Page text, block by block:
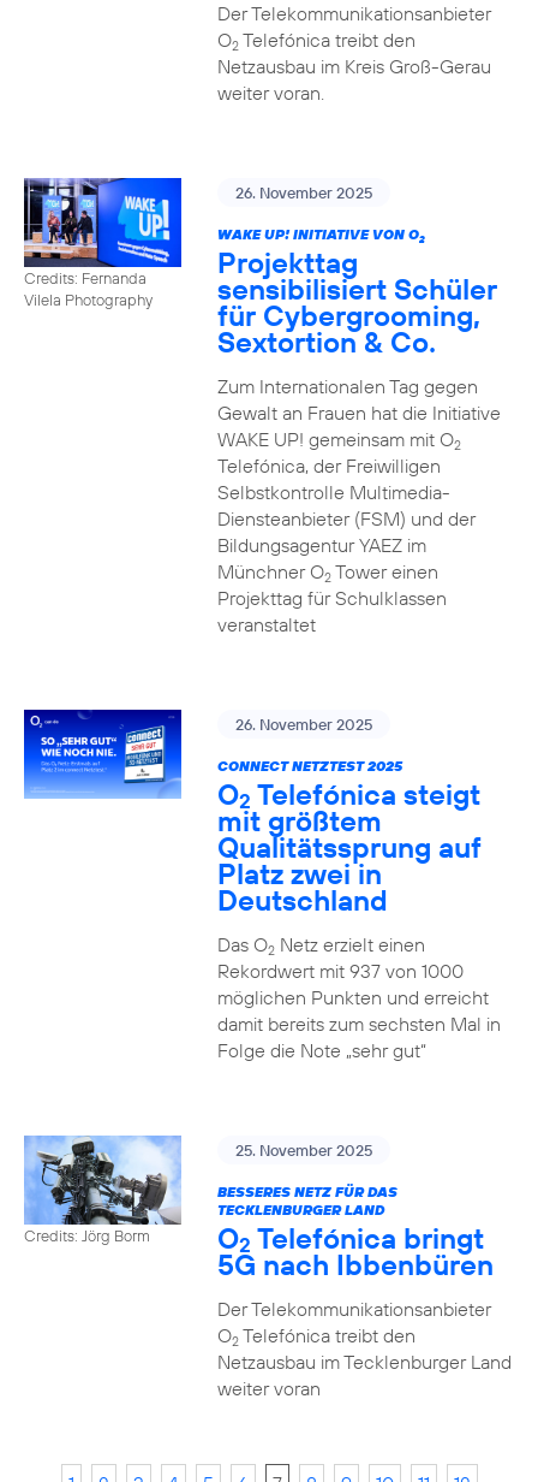
Der Telekommunikationsanbieter
O2Telefónica treibt den
Netzausbau im Kreis Groß-Gerau
weiter voran.
Credits: Fernanda
Vilela Photography
26. November 2025
WAKE UP! INITIATIVE VON O2
Projekttag
sensibilisiert Schüler
für Cybergrooming,
Sextortion & Co.
Zum Internationalen Tag gegen
Gewalt an Frauen hat die Initiative
WAKE UP! gemeinsam mit O2
Telefónica, der Freiwilligen
Selbstkontrolle Multimedia-
Diensteanbieter (FSM) und der
Bildungsagentur YAEZ im
Münchner O2Tower einen
Projekttag für Schulklassen
veranstaltet
26. November 2025
CONNECT NETZTEST 2025
O2 Telefónica steigt
mit größtem
Qualitätssprung auf
Platz zwei in
Deutschland
Das O2Netz erzielt einen
Rekordwert mit 937 von 1000
möglichen Punkten und erreicht
damit bereits zum sechsten Mal in
Folge die Note „sehr gut“
Credits: Jörg Borm
25. November 2025
BESSERES NETZ FÜR DAS
TECKLENBURGER LAND
O2 Telefónica bringt
5G nach Ibbenbüren
Der Telekommunikationsanbieter
O2Telefónica treibt den
Netzausbau im Tecklenburger Land
weiter voran